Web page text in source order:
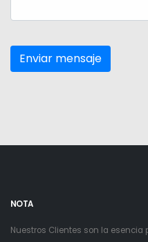
NOTA
Nuestros Clientes son la esencia